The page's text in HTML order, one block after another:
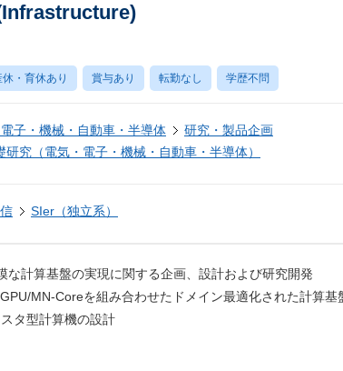
休・育休あり 賞与あり 転勤なし 学歴不問
子・機械・自動車・半導体
研究・製品企画
研究（電気・電子・機械・自動車・半導体）
SIer（独立系）
な計算基盤の実現に関する企画、設計および研究開発
MN-Coreを組み合わせたドメイン最適化された計算基
スタ型計算機の設計